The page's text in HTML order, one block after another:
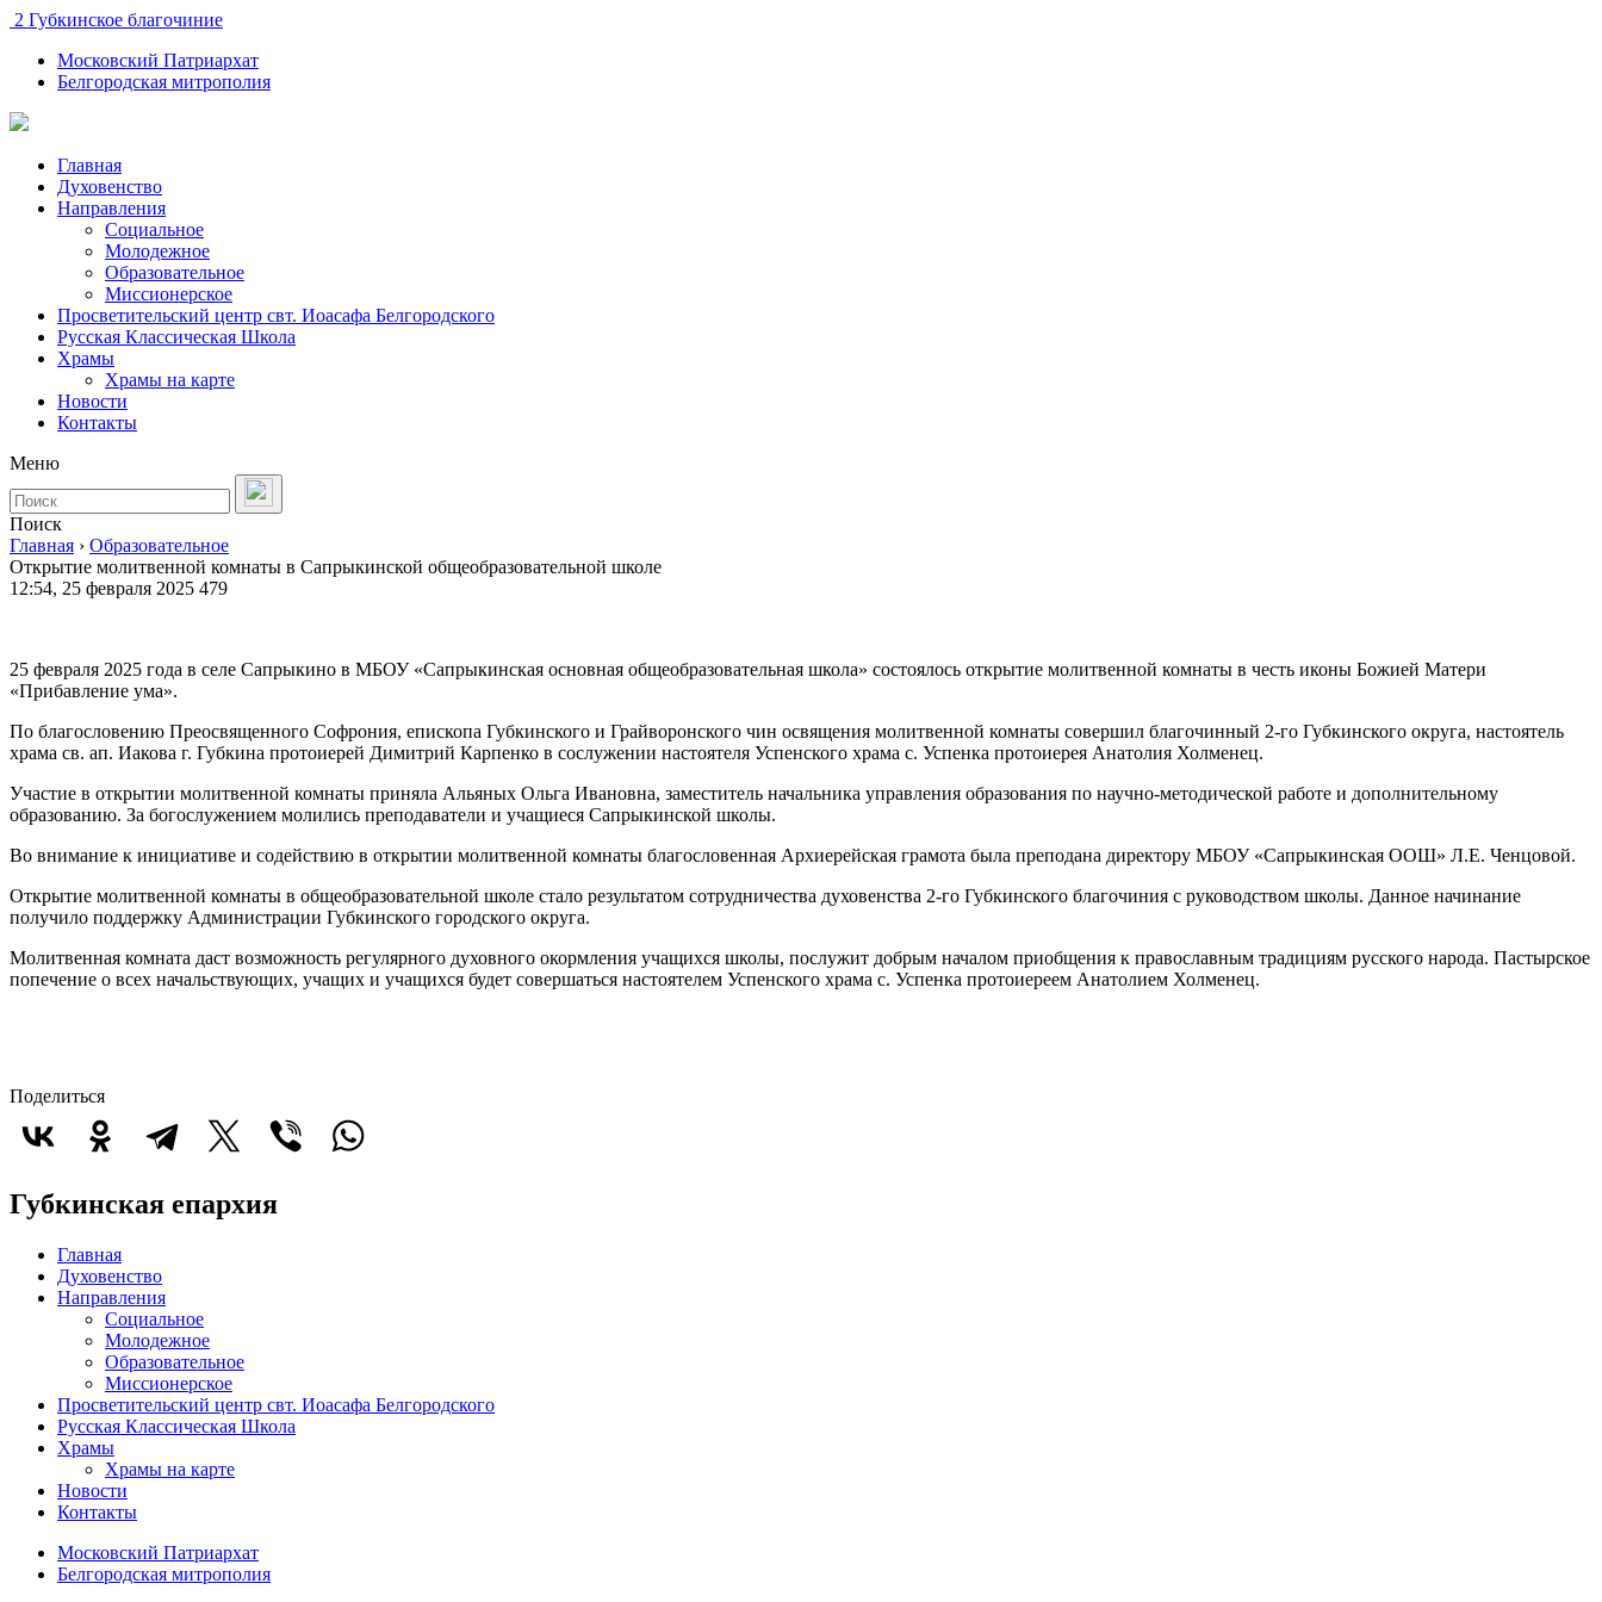
2 Губкинское благочиние
Московский Патриархат
Белгородская митрополия
Главная
Духовенство
Направления
Социальное
Молодежное
Образовательное
Миссионерское
Просветительский центр свт. Иоасафа Белгородского
Русская Классическая Школа
Храмы
Храмы на карте
Новости
Контакты
Меню
Поиск
Главная › Образовательное
Открытие молитвенной комнаты в Сапрыкинской общеобразовательной школе
12:54, 25 февраля 2025 479
25 февраля 2025 года в селе Сапрыкино в МБОУ «Сапрыкинская основная общеобразовательная школа» состоялось открытие молитвенной комнаты в честь иконы Божией Матери
«Прибавление ума».
По благословению Преосвященного Софрония, епископа Губкинского и Грайворонского чин освящения молитвенной комнаты совершил благочинный 2-го Губкинского округа, настоятель
храма св. ап. Иакова г. Губкина протоиерей Димитрий Карпенко в сослужении настоятеля Успенского храма с. Успенка протоиерея Анатолия Холменец.
Участие в открытии молитвенной комнаты приняла Альяных Ольга Ивановна, заместитель начальника управления образования по научно-методической работе и дополнительному
образованию. За богослужением молились преподаватели и учащиеся Сапрыкинской школы.
Во внимание к инициативе и содействию в открытии молитвенной комнаты благословенная Архиерейская грамота была преподана директору МБОУ «Сапрыкинская ООШ» Л.Е. Ченцовой.
Открытие молитвенной комнаты в общеобразовательной школе стало результатом сотрудничества духовенства 2-го Губкинского благочиния с руководством школы. Данное начинание
получило поддержку Администрации Губкинского городского округа.
Молитвенная комната даст возможность регулярного духовного окормления учащихся школы, послужит добрым началом приобщения к православным традициям русского народа. Пастырское
попечение о всех начальствующих, учащих и учащихся будет совершаться настоятелем Успенского храма с. Успенка протоиереем Анатолием Холменец.
Поделиться
Губкинская епархия
Главная
Духовенство
Направления
Социальное
Молодежное
Образовательное
Миссионерское
Просветительский центр свт. Иоасафа Белгородского
Русская Классическая Школа
Храмы
Храмы на карте
Новости
Контакты
Московский Патриархат
Белгородская митрополия